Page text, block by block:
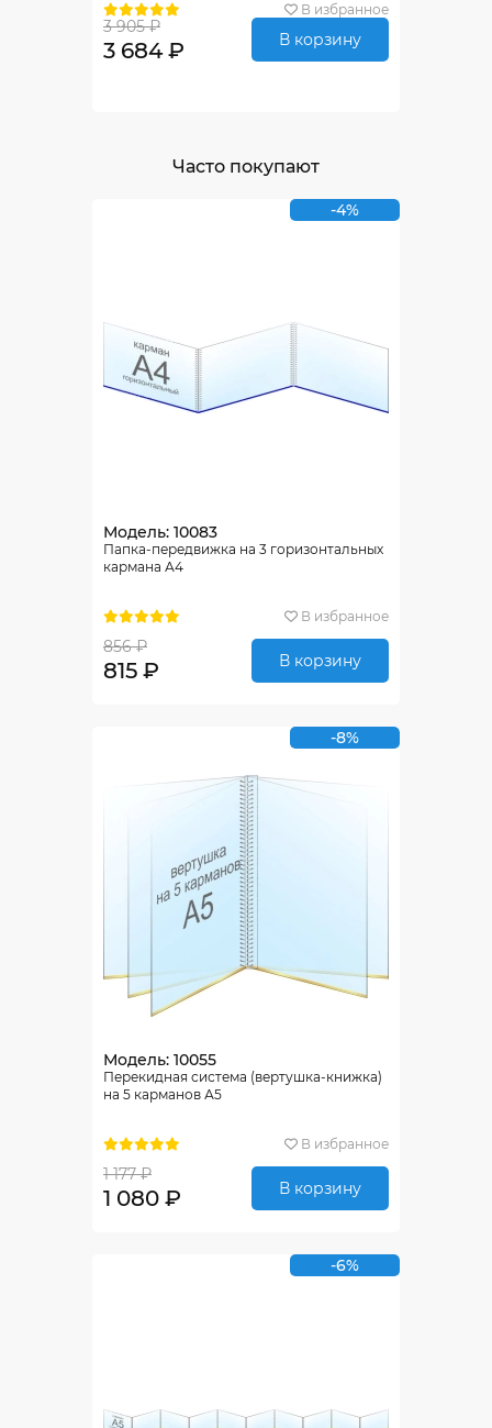
В избранное
3 905 ₽
3 684 ₽ В корзину
Часто покупают
-4%
Модель: 10083
Папка-передвижка на 3 горизонтальных
кармана А4
В избранное
856 ₽
815 ₽ В корзину
-8%
Модель: 10055
Перекидная система (вертушка-книжка)
на 5 карманов А5
В избранное
1 177 ₽
1 080 ₽ В корзину
-6%